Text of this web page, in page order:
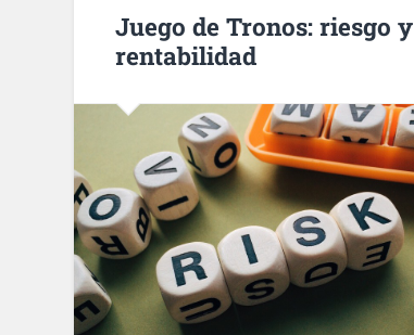
Juego de Tronos: riesgo y
rentabilidad